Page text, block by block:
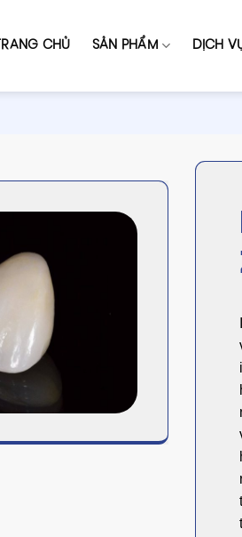
CHỦ SẢN PHẨM DỊCH